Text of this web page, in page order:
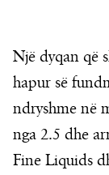
Një dyqan që
hapur së
ndryshme në
nga 2.5 dhe
Fine Liquids